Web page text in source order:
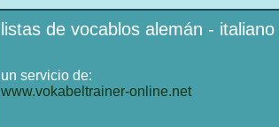
listas de vocablos alemán -
un servicio de:
www.vokabeltrainer-online.net